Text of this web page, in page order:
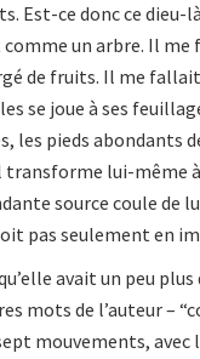
Est-ce donc ce dieu-
comme un arbre. Il
de fruits. Il me
se joue à ses
les pieds abondants
transforme lui-même
source coule de
pas seulement en
avait un peu
mots de l’auteur –
mouvements, avec